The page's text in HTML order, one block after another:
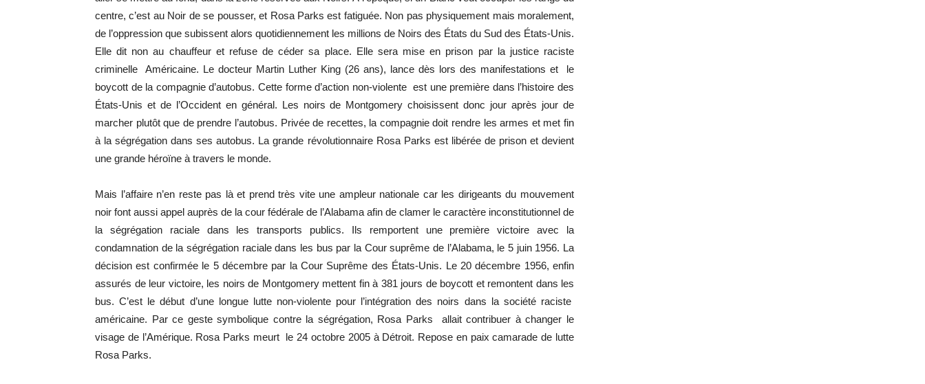
centre, c’est au Noir de se pousser, et Rosa Parks est fatiguée. Non pas physiquement mais moralement,
de l’oppression que subissent alors quotidiennement les millions de Noirs des États du Sud des États-Unis.
Elle dit non au chauffeur et refuse de céder sa place. Elle sera mise en prison par la justice raciste
criminelle Américaine. Le docteur Martin Luther King (26 ans), lance dès lors des manifestations et le
boycott de la compagnie d’autobus. Cette forme d’action non-violente est une première dans l’histoire des
États-Unis et de l’Occident en général. Les noirs de Montgomery choisissent donc jour après jour de
marcher plutôt que de prendre l’autobus. Privée de recettes, la compagnie doit rendre les armes et met fin
à la ségrégation dans ses autobus. La grande révolutionnaire Rosa Parks est libérée de prison et devient
une grande héroïne à travers le monde.
Mais l’affaire n’en reste pas là et prend très vite une ampleur nationale car les dirigeants du mouvement
noir font aussi appel auprès de la cour fédérale de l’Alabama afin de clamer le caractère inconstitutionnel de
la ségrégation raciale dans les transports publics. Ils remportent une première victoire avec la
condamnation de la ségrégation raciale dans les bus par la Cour suprême de l’Alabama, le 5 juin 1956. La
décision est confirmée le 5 décembre par la Cour Suprême des États-Unis. Le 20 décembre 1956, enfin
assurés de leur victoire, les noirs de Montgomery mettent fin à 381 jours de boycott et remontent dans les
bus. C’est le début d’une longue lutte non-violente pour l’intégration des noirs dans la société raciste
américaine. Par ce geste symbolique contre la ségrégation, Rosa Parks allait contribuer à changer le
visage de l’Amérique. Rosa Parks meurt le 24 octobre 2005 à Détroit. Repose en paix camarade de lutte
Rosa Parks.